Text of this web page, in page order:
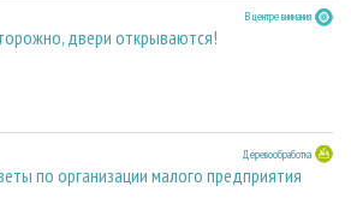
В центре внимания
двери открываются!
Деревообработка
по организации малого предприятия